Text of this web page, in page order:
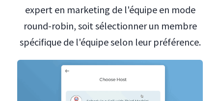
expert en marketing de l'équipe en mode
round-robin, soit sélectionner un membre
spécifique de l'équipe selon leur préférence.